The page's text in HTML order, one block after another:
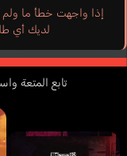
إذا واجهت خطأ ما ولم
لديك أي
تابع المتعة